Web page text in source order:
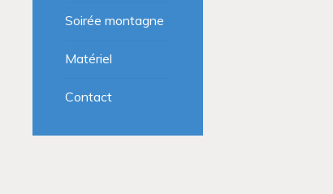
Soirée montagne
Matériel
Contact